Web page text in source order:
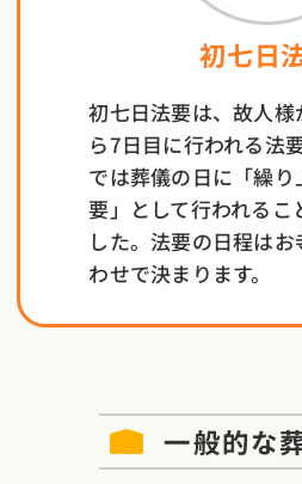
初七日
初七日法要は、故人様
ら7日目に行われる法
では葬儀の日に「繰
要」として行われるこ
した。法要の日程は
わせで決まります。
一般的な